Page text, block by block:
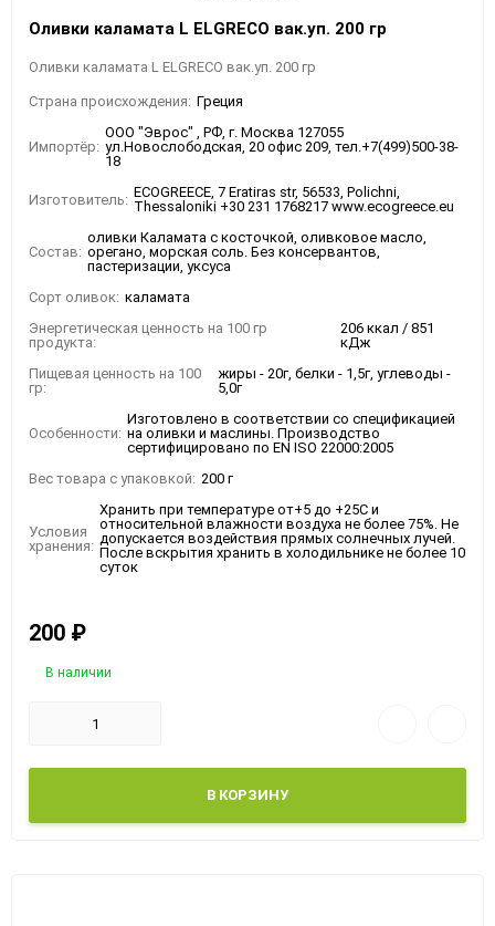
Оливки каламата L ELGRECO вак.уп. 200 гр
Оливки каламата L ELGRECO вак.уп. 200 гр
Страна происхождения: Греция
Импортёр:
ООО "Эврос" , РФ, г. Москва 127055
ул.Новослободская, 20 офис 209, тел.+7(499)500-38-
18
Изготовитель: ECOGREECE, 7 Eratiras str, 56533, Polichni,
Thessaloniki +30 231 1768217 www.ecogreece.eu
Состав:
оливки Каламата с косточкой, оливковое масло,
орегано, морская соль. Без консервантов,
пастеризации, уксуса
Сорт оливок: каламата
Энергетическая ценность на 100 гр
продукта:
206 ккал / 851
кДж
Пищевая ценность на 100
гр:
жиры - 20г, белки - 1,5г, углеводы -
5,0г
Особенности:
Изготовлено в соответствии со спецификацией
на оливки и маслины. Производство
сертифицировано по EN ISO 22000:2005
Вес товара с упаковкой: 200 г
Условия
хранения:
Хранить при температуре от+5 до +25С и
относительной влажности воздуха не более 75%. Не
допускается воздействия прямых солнечных лучей.
После вскрытия хранить в холодильнике не более 10
суток
200 ₽
В наличии
В КОРЗИНУ